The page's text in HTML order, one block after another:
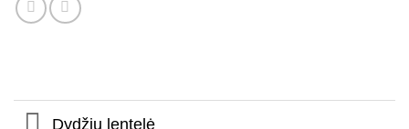
Dydžių lentelė